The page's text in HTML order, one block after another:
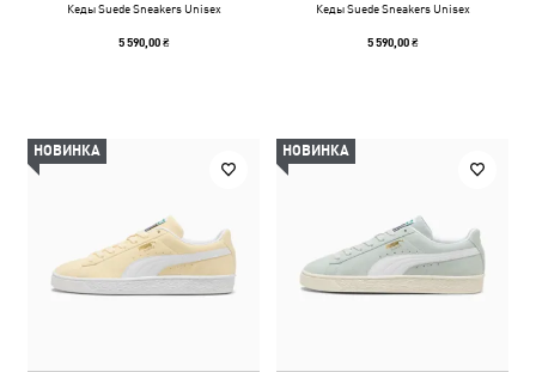
Кеды Suede Sneakers Unisex
5 590,00 ₴
Кеды Suede Sneakers Unisex
5 590,00 ₴
НОВИНКА НОВИНКА